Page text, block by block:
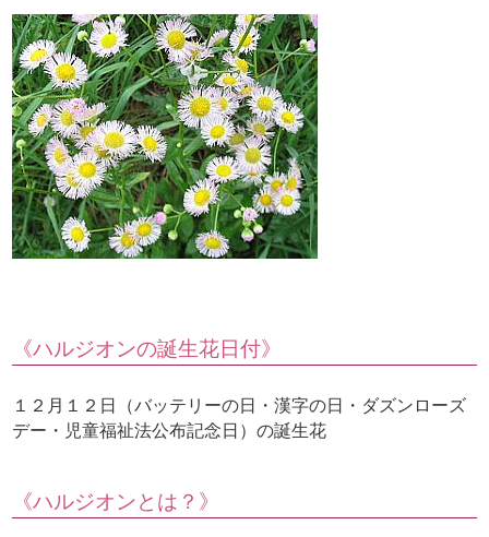
《ハルジオンの誕生花日付》
１２月１２日（バッテリーの日・漢字の日・ダズンローズ
デー・児童福祉法公布記念日）の誕生花
《ハルジオンとは？》